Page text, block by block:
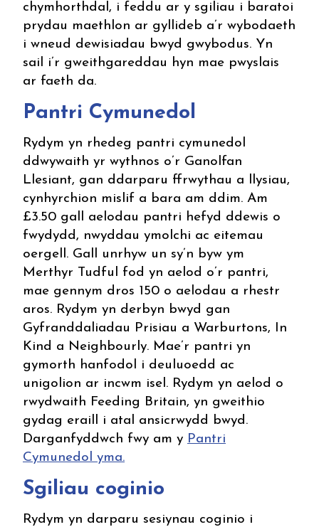
chymhorthdal, i feddu ar y sgiliau i baratoi
prydau maethlon ar gyllideb a’r wybodaeth
i wneud dewisiadau bwyd gwybodus. Yn
sail i’r gweithgareddau hyn mae pwyslais
ar faeth da.
Pantri Cymunedol
Rydym yn rhedeg pantri cymunedol
ddwywaith yr wythnos o’r Ganolfan
Llesiant, gan ddarparu ffrwythau a llysiau,
cynhyrchion mislif a bara am ddim. Am
£3.50 gall aelodau pantri hefyd ddewis o
fwydydd, nwyddau ymolchi ac eitemau
oergell. Gall unrhyw un sy’n byw ym
Merthyr Tudful fod yn aelod o’r pantri,
mae gennym dros 150 o aelodau a rhestr
aros. Rydym yn derbyn bwyd gan
Gyfranddaliadau Prisiau a Warburtons, In
Kind a Neighbourly. Mae’r pantri yn
gymorth hanfodol i deuluoedd ac
unigolion ar incwm isel. Rydym yn aelod o
rwydwaith Feeding Britain, yn gweithio
gydag eraill i atal ansicrwydd bwyd.
Darganfyddwch fwy am y Pantri
Cymunedol yma.
Sgiliau coginio
Rydym yn darparu sesiynau coginio i